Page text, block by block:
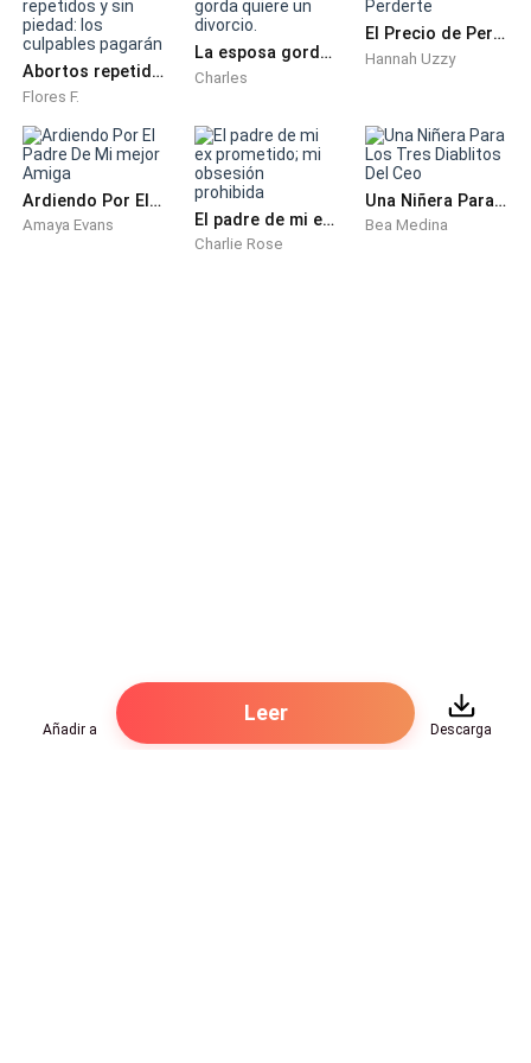
Abortos repetidos y sin piedad: los culpables pagarán
Flores F.
La esposa gorda quiere un divorcio.
Charles
El Precio de Perderte
Hannah Uzzy
Ardiendo Por El Padre De Mi mejor Amiga
Amaya Evans El padre de mi ex prometido; mi obsesión prohibida
Charlie Rose
Una Niñera Para Los Tres Diablitos Del Ceo
Bea Medina
Añadir a
Leer
Descarga